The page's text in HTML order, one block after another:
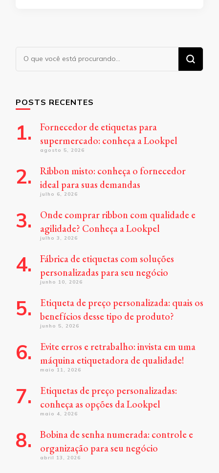
Procurando
algo?
POSTS RECENTES
Fornecedor de etiquetas para
supermercado: conheça a Lookpel
agosto 5, 2026
Ribbon misto: conheça o fornecedor
ideal para suas demandas
julho 6, 2026
Onde comprar ribbon com qualidade e
agilidade? Conheça a Lookpel
julho 3, 2026
Fábrica de etiquetas com soluções
personalizadas para seu negócio
junho 10, 2026
Etiqueta de preço personalizada: quais os
benefícios desse tipo de produto?
junho 5, 2026
Evite erros e retrabalho: invista em uma
máquina etiquetadora de qualidade!
maio 11, 2026
Etiquetas de preço personalizadas:
conheça as opções da Lookpel
maio 4, 2026
Bobina de senha numerada: controle e
organização para seu negócio
abril 13, 2026